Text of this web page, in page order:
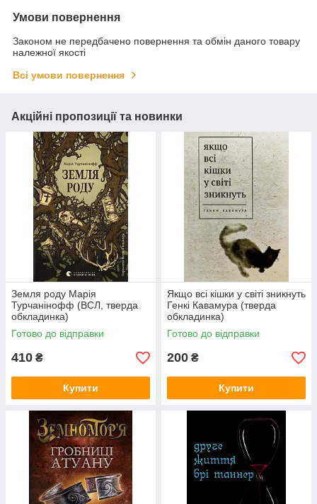
Умови повернення
Законом не передбачено повернення та обмін даного товару
належної якості
Всі умови повернення
Акційні пропозиції та новинки
Земля роду Марія
Турчанінофф (ВСЛ, тверда
обкладинка)
Готово до відправки
410 ₴
Купити
Якщо всі кішки у світі зникнуть
Генкі Кавамура (тверда
обкладинка)
Готово до відправки
200 ₴
Купити